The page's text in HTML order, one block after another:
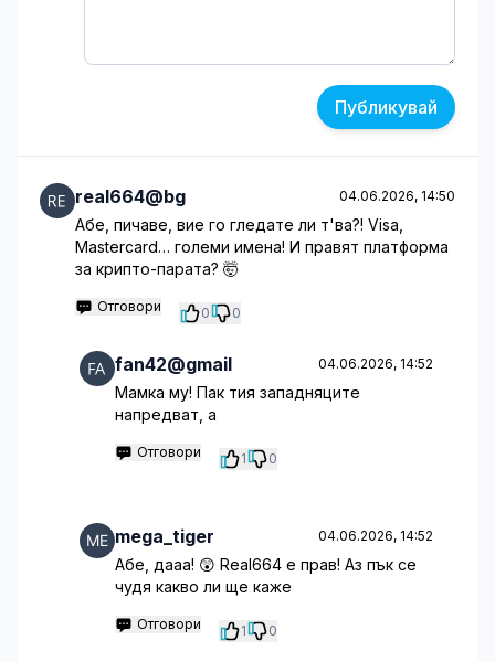
Публикувай
real664@bg 04.06.2026, 14:50
Абе, пичаве, вие го гледате ли т'ва?! Visa,
Mastercard… големи имена! И правят платформа
за крипто-парата? 🤯
Отговори 0 0
fan42@gmail 04.06.2026, 14:52
Мамка му! Пак тия западняците
напредват, а
Отговори 1 0
mega_tiger 04.06.2026, 14:52
Абе, дааа! 😲 Real664 е прав! Аз пък се
чудя какво ли ще каже
Отговори 1 0